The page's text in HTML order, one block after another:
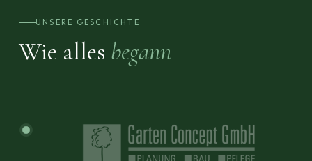
UNSERE GESCHICHTE
Wie alles begann